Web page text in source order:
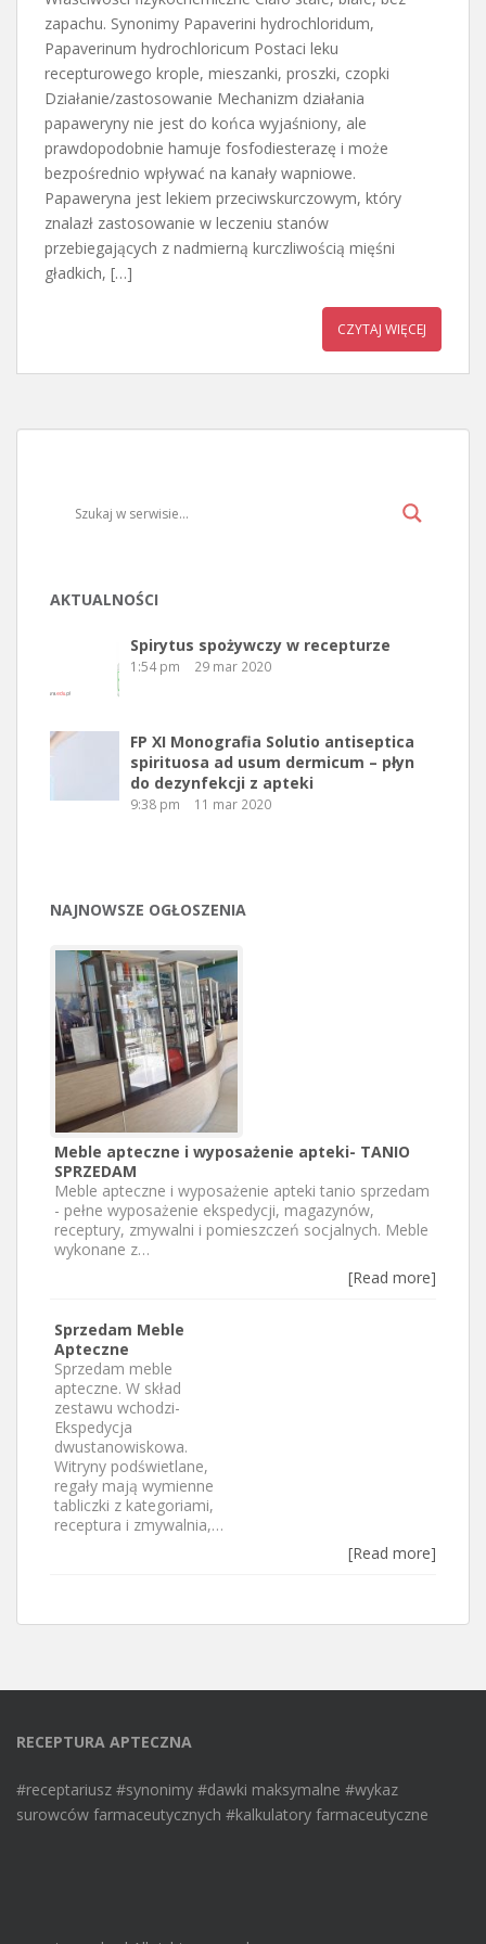
zapachu. Synonimy Papaverini hydrochloridum,
Papaverinum hydrochloricum Postaci leku
recepturowego krople, mieszanki, proszki, czopki
Działanie/zastosowanie Mechanizm działania
papaweryny nie jest do końca wyjaśniony, ale
prawdopodobnie hamuje fosfodiesterazę i może
bezpośrednio wpływać na kanały wapniowe.
Papaweryna jest lekiem przeciwskurczowym, który
znalazł zastosowanie w leczeniu stanów
przebiegających z nadmierną kurczliwością mięśni
gładkich, […]
CZYTAJ WIĘCEJ
AKTUALNOŚCI
Spirytus spożywczy w recepturze
1:54 pm 29 mar 2020
FP XI Monografia Solutio antiseptica
spirituosa ad usum dermicum – płyn
do dezynfekcji z apteki
9:38 pm 11 mar 2020
NAJNOWSZE OGŁOSZENIA
Meble apteczne i wyposażenie apteki- TANIO
SPRZEDAM
Meble apteczne i wyposażenie apteki tanio sprzedam
- pełne wyposażenie ekspedycji, magazynów,
receptury, zmywalni i pomieszczeń socjalnych. Meble
wykonane z…
[Read more]
Sprzedam Meble
Apteczne
Sprzedam meble
apteczne. W skład
zestawu wchodzi-
Ekspedycja
dwustanowiskowa.
Witryny podświetlane,
regały mają wymienne
tabliczki z kategoriami,
receptura i zmywalnia,…
[Read more]
RECEPTURA APTECZNA
#receptariusz #synonimy #dawki maksymalne #wykaz
surowców farmaceutycznych #kalkulatory farmaceutyczne